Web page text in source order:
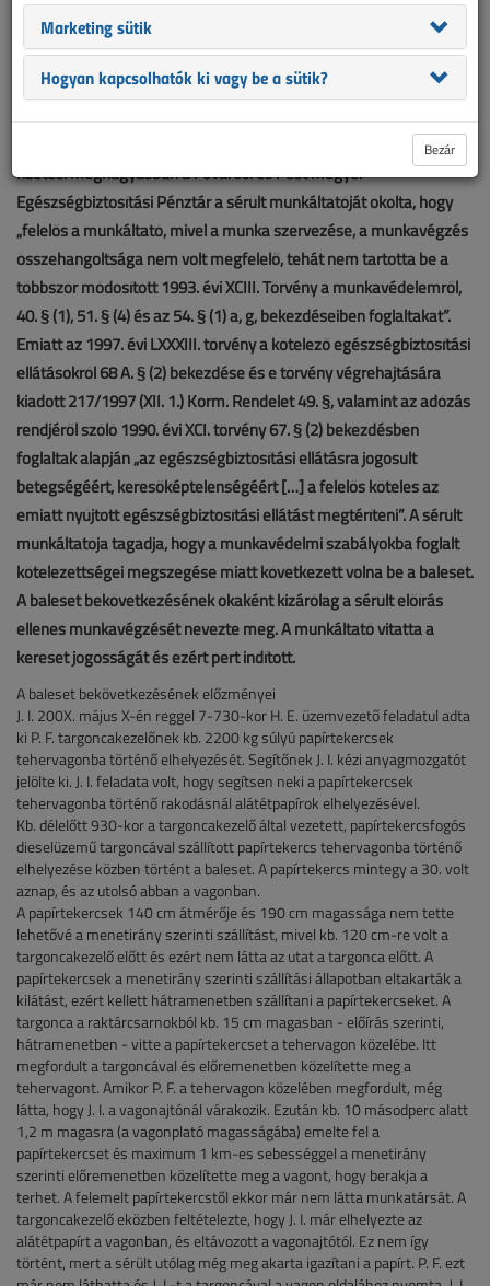
keresőképtelen volt. Ez időszak alatt egy alkalommal kórházi
kezelésben részesült. Felgyógyulását követően a Fővárosi és Pest
Megyei Egészségbiztosítási Pénztár 800 000 Ft
egészségbiztosítási ellátási költség megtérítését követelte a
dolgozót foglalkoztató M. Kft.-től (továbbiakban munkáltató). A
fizetési meghagyásban a Fővárosi és Pest Megyei
Egészségbiztosítási Pénztár a sérült munkáltatóját okolta, hogy
„felelős a munkáltató, mivel a munka szervezése, a munkavégzés
összehangoltsága nem volt megfelelő, tehát nem tartotta be a
többször módosított 1993. évi XCIII. Törvény a munkavédelemről,
40. § (1), 51. § (4) és az 54. § (1) a, g, bekezdéseiben foglaltakat”.
Emiatt az 1997. évi LXXXIII. törvény a kötelező egészségbiztosítási
ellátásokról 68 A. § (2) bekezdése és e törvény végrehajtására
kiadott 217/1997 (XII. 1.) Korm. Rendelet 49. §, valamint az adózás
rendjéről szóló 1990. évi XCI. törvény 67. § (2) bekezdésben
foglaltak alapján „az egészségbiztosítási ellátásra jogosult
betegségéért, keresőképtelenségéért […] a felelős köteles az
emiatt nyújtott egészségbiztosítási ellátást megtéríteni”. A sérült
munkáltatója tagadja, hogy a munkavédelmi szabályokba foglalt
kötelezettségei megszegése miatt következett volna be a baleset.
A baleset bekövetkezésének okaként kizárólag a sérült előírás
ellenes munkavégzését nevezte meg. A munkáltató vitatta a
kereset jogosságát és ezért pert indított.
A baleset bekövetkezésének előzményei
J. I. 200X. május X-én reggel 7-730-kor H. E. üzemvezető feladatul adta
ki P. F. targoncakezelőnek kb. 2200 kg súlyú papírtekercsek
tehervagonba történő elhelyezését. Segítőnek J. I. kézi anyagmozgatót
jelölte ki. J. I. feladata volt, hogy segítsen neki a papírtekercsek
tehervagonba történő rakodásnál alátétpapírok elhelyezésével.
Kb. délelőtt 930-kor a targoncakezelő által vezetett, papírtekercsfogós
dieselüzemű targoncával szállított papírtekercs tehervagonba történő
elhelyezése közben történt a baleset. A papírtekercs mintegy a 30. volt
aznap, és az utolsó abban a vagonban.
A papírtekercsek 140 cm átmérője és 190 cm magassága nem tette
lehetővé a menetirány szerinti szállítást, mivel kb. 120 cm-re volt a
targoncakezelő előtt és ezért nem látta az utat a targonca előtt. A
papírtekercsek a menetirány szerinti szállítási állapotban eltakarták a
kilátást, ezért kellett hátramenetben szállítani a papírtekercseket. A
targonca a raktárcsarnokból kb. 15 cm magasban - előírás szerinti,
hátramenetben - vitte a papírtekercset a tehervagon közelébe. Itt
megfordult a targoncával és előremenetben közelítette meg a
tehervagont. Amikor P. F. a tehervagon közelében megfordult, még
látta, hogy J. I. a vagonajtónál várakozik. Ezután kb. 10 másodperc alatt
1,2 m magasra (a vagonplató magasságába) emelte fel a
papírtekercset és maximum 1 km-es sebességgel a menetirány
szerinti előremenetben közelítette meg a vagont, hogy berakja a
terhet. A felemelt papírtekercstől ekkor már nem látta munkatársát. A
targoncakezelő eközben feltételezte, hogy J. I. már elhelyezte az
alátétpapírt a vagonban, és eltávozott a vagonajtótól. Ez nem így
történt, mert a sérült utólag még meg akarta igazítani a papírt. P. F. ezt
Marketing sütik
Hogyan kapcsolhatók ki vagy be a sütik?
Bezár